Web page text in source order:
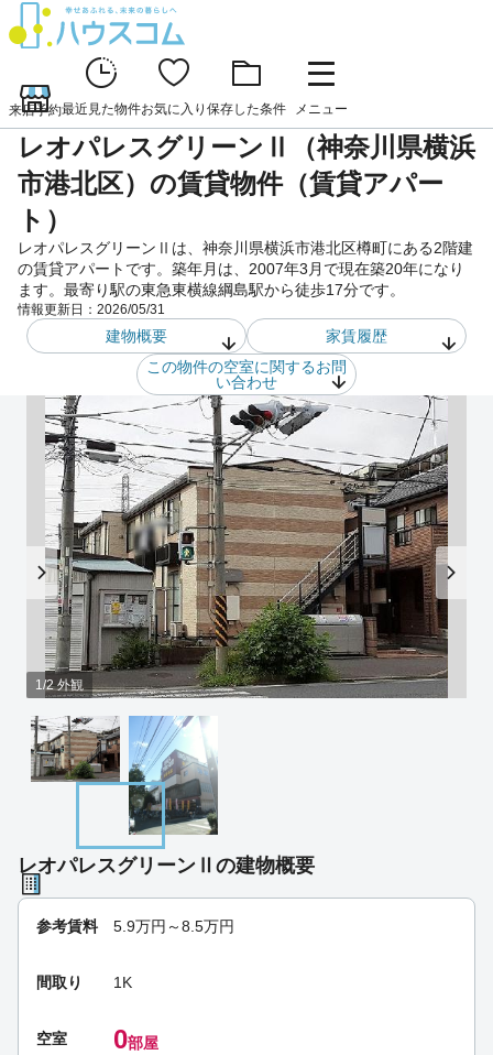
来店予約最近見た物件お気に入り 保存した条件 メニュー
レオパレスグリーンⅡ（神奈川県横浜
市港北区）の賃貸物件（賃貸アパー
ト）
レオパレスグリーンⅡは、神奈川県横浜市港北区樽町にある2階建
の賃貸アパートです。築年月は、2007年3月で現在築20年になり
ます。最寄り駅の東急東横線綱島駅から徒歩17分です。
情報更新日： 2026/05/31
建物概要
家賃履歴
この物件の空室に関するお問
い合わせ
1/2 外観
レオパレスグリーンⅡの建物概要
参考賃料 5.9万円～8.5万円
間取り 1K
空室 0部屋